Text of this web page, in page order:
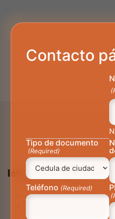
Información Legal
Términos y Condiciones
Aviso de privacidad y política de
Contacto
Tipo de documento
(Required)
Teléfono (Required)